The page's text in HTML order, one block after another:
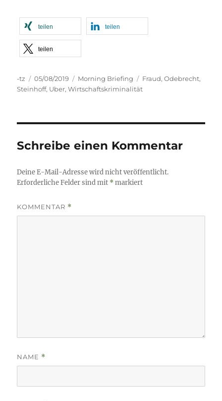
teilen teilen
teilen
Autor
-tz
Veröffentlicht
am
05/08/2019 Kategorien
Morning Briefing Schlagwörter
Fraud,Odebrecht,
Steinhoff, Uber,Wirtschaftskriminalität
Schreibe einen Kommentar
Deine E-Mail-Adresse wird nicht veröffentlicht.
Erforderliche Felder sind mit *markiert
KOMMENTAR *
NAME *